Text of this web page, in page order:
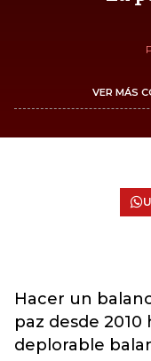
VER MÁS
Hacer un
paz desde
deplorable